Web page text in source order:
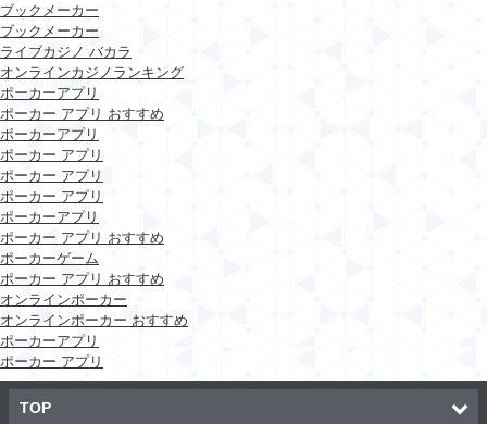
ブックメーカー
ブックメーカー
ライブカジノ バカラ
オンラインカジノランキング
ポーカーアプリ
ポーカー アプリ おすすめ
ポーカーアプリ
ポーカー アプリ
ポーカー アプリ
ポーカー アプリ
ポーカーアプリ
ポーカー アプリ おすすめ
ポーカーゲーム
ポーカー アプリ おすすめ
オンラインポーカー
オンラインポーカー おすすめ
ポーカーアプリ
ポーカー アプリ
TOP